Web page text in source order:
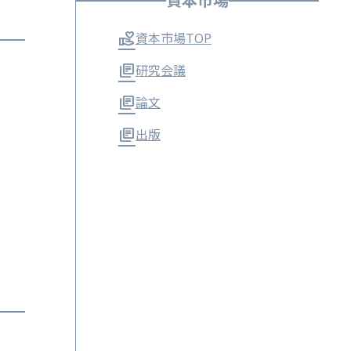
資本市場TOP
研究会議
論文
出版